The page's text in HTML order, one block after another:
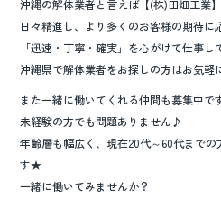
沖縄の解体業者と言えば【(株)田畑工業
日々精進し、より多くのお客様の期待に
「迅速・丁寧・確実」を心がけて仕事し
沖縄県で解体業者をお探しの方はお気軽
また一緒に働いてくれる仲間も募集中で
未経験の方でも問題ありません♪
年齢層も幅広く、現在20代～60代までの
す★
一緒に働いてみませんか？